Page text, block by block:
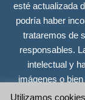
esté actualizada
podría haber
trataremos de
responsables.
intelectual y
imágenes o
tienen todos los
Utilizamos